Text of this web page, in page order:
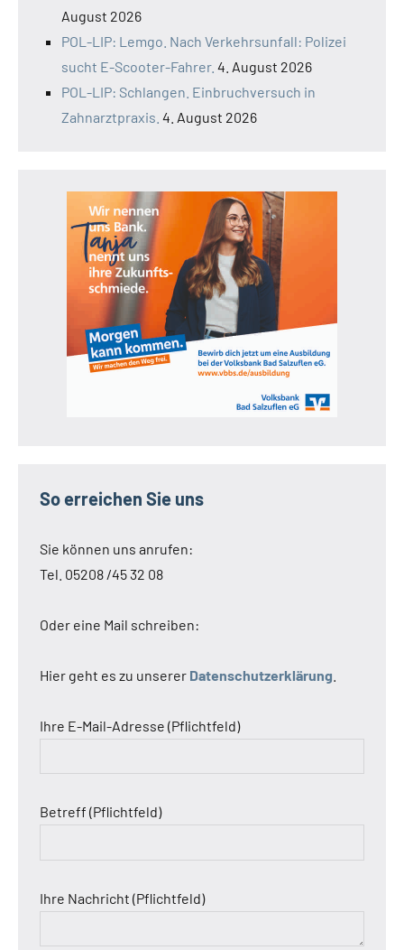
August 2026
POL-LIP: Lemgo. Nach Verkehrsunfall: Polizei
sucht E-Scooter-Fahrer. 4. August 2026
POL-LIP: Schlangen. Einbruchversuch in
Zahnarztpraxis. 4. August 2026
So erreichen Sie uns
Sie können uns anrufen:
Tel. 05208 /45 32 08
Oder eine Mail schreiben:
Hier geht es zu unserer Datenschutzerklärung
Ihre E-Mail-Adresse (Pflichtfeld)
Betreff (Pflichtfeld)
Ihre Nachricht (Pflichtfeld)